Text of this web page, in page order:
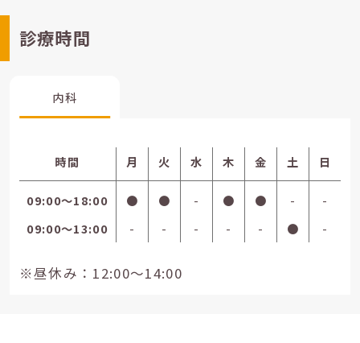
診療時間
内科
時間 月 火 水 木 金 土 日
09:00〜18:00 ● ● - ● ● -
-
09:00〜13:00
- - - - - ● -
※昼休み：12:00～14:00